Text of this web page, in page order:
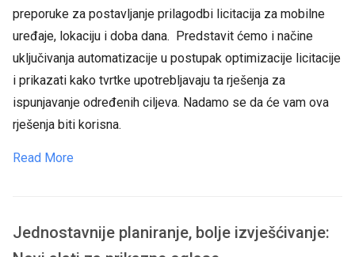
preporuke za postavljanje prilagodbi licitacija za mobilne
uređaje, lokaciju i doba dana. Predstavit ćemo i načine
uključivanja automatizacije u postupak optimizacije licitacije
i prikazati kako tvrtke upotrebljavaju ta rješenja za
ispunjavanje određenih ciljeva. Nadamo se da će vam ova
rješenja biti korisna.
Read More
Jednostavnije planiranje, bolje izvješćivanje: